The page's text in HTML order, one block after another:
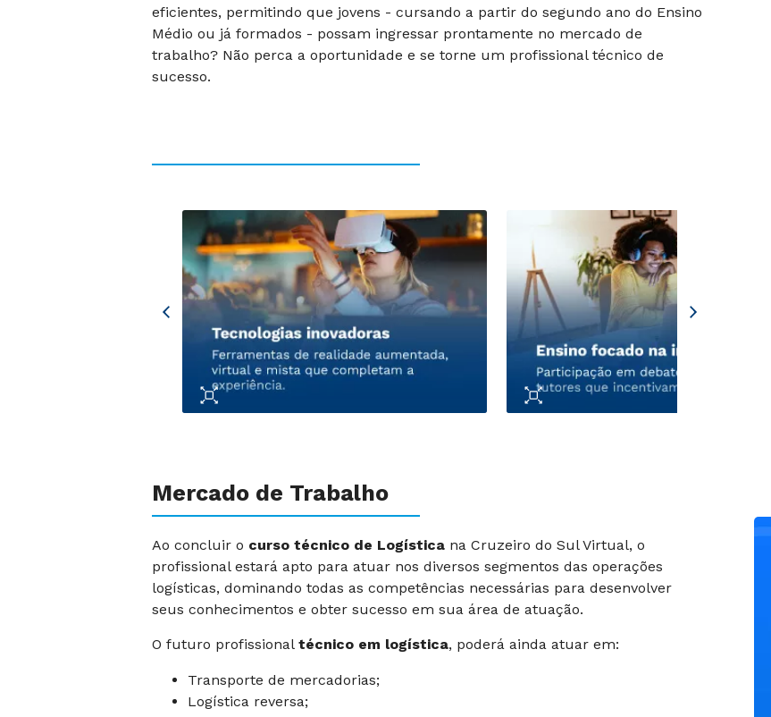
eficientes, permitindo que jovens - cursando a partir do segundo ano do Ensino
Médio ou já formados - possam ingressar prontamente no mercado de
trabalho? Não perca a oportunidade e se torne um profissional técnico de
sucesso.
Mercado de Trabalho
Ao concluir o curso técnico de Logística na Cruzeiro do Sul Virtual, o
profissional estará apto para atuar nos diversos segmentos das operações
logísticas, dominando todas as competências necessárias para desenvolver
seus conhecimentos e obter sucesso em sua área de atuação.
O futuro profissional técnico em logística, poderá ainda atuar em:
Transporte de mercadorias;
Logística reversa;